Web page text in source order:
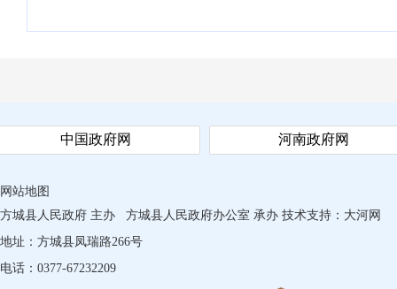
中国政府网 河南政府网
网站地图
方城县人民政府 主办
方城县人民政府办公室 承办 技术支持： 大河网
地址：方城县凤瑞路266号
电话：0377-67232209